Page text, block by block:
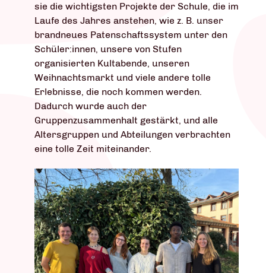
sie die wichtigsten Projekte der Schule, die im
Laufe des Jahres anstehen, wie z. B. unser
brandneues Patenschaftssystem unter den
Schüler:innen, unsere von Stufen
organisierten Kultabende, unseren
Weihnachtsmarkt und viele andere tolle
Erlebnisse, die noch kommen werden.
Dadurch wurde auch der
Gruppenzusammenhalt gestärkt, und alle
Altersgruppen und Abteilungen verbrachten
eine tolle Zeit miteinander.